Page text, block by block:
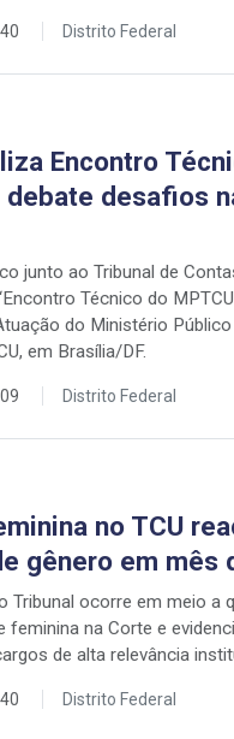
Distrito Federal
Encontro
debate desafios
junto ao Tribunal de
Técnico do
do Ministério
em Brasília/DF.
Distrito Federal
no TCU
gênero em mês
Tribunal ocorre em meio a
feminina na Corte e
de alta relevância
Distrito Federal